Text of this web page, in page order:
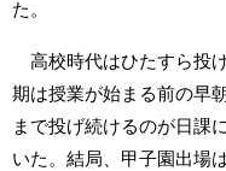
た。
高校時代はひたすら投
期は授業が始まる前の早
まで投げ続けるのが日課
いた。結局、甲子園出場